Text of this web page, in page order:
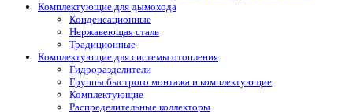
Комплектующие для дымохода
Конденсационные
Нержавеющая сталь
Традиционные
Комплектующие для системы отопления
Гидроразделители
Группы быстрого монтажа и комплектующие
Комплектующие
Распределительные коллекторы